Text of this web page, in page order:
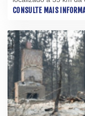
residências próximas.
CONSULTE MAIS